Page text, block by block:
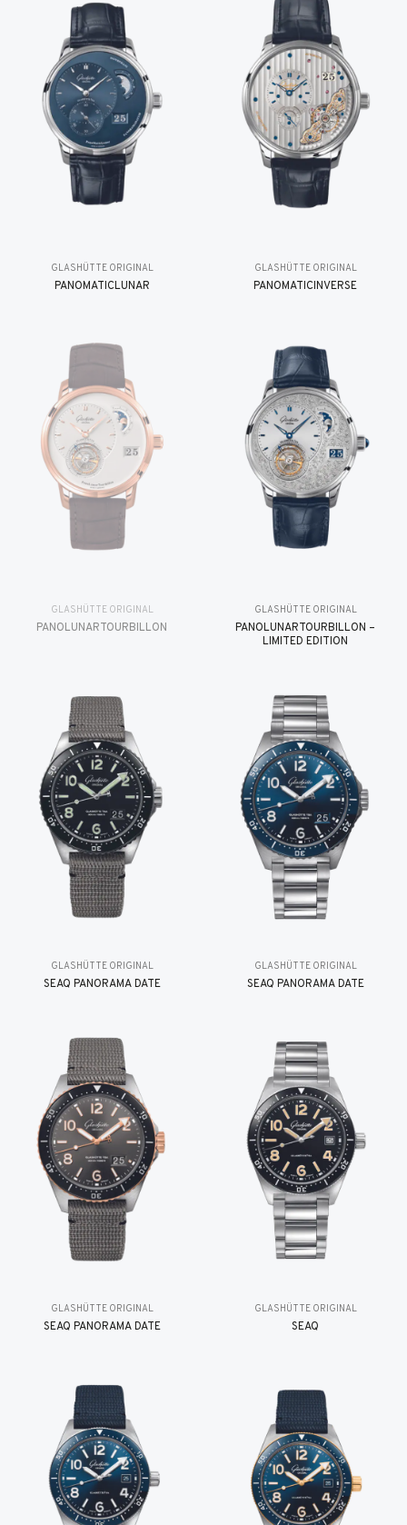
GLASHÜTTE ORIGINAL
PANOMATICLUNAR
GLASHÜTTE ORIGINAL
PANOMATICINVERSE
GLASHÜTTE ORIGINAL
PANOLUNARTOURBILLON
GLASHÜTTE ORIGINAL
PANOLUNARTOURBILLON –
LIMITED EDITION
GLASHÜTTE ORIGINAL
SEAQ PANORAMA DATE
GLASHÜTTE ORIGINAL
SEAQ PANORAMA DATE
GLASHÜTTE ORIGINAL
SEAQ PANORAMA DATE
GLASHÜTTE ORIGINAL
SEAQ